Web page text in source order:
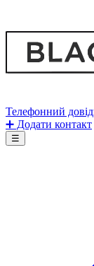
Телефонний
➕ Додати контакт
☰